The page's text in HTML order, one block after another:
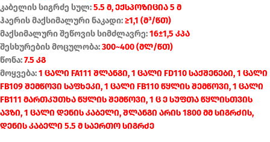
კაბელის სიგრძე სულ:5.5 მ, ექსპოზიცია 5 მ
ჰაერის მაქსიმალური ნაკადი:≥1,1 (მ³/წთ)
მაქსიმალური შეწოვის სიმძლავრე:16±1,5 კპა
შესხურების მოცულობა:300~400 (მლ/წთ)
წონა:7.5 კგ
მოყვება:1 ცალი FA111 შლანგი, 1 ცალი FD110 საქშენები, 1 ცალი
FB109 შემწოვი საფხეკი, 1 ცალი FB110 წყლის შემწოვი, 1 ცალი
FB111 მართკუთხა წყლის შემწოვი, 1 ც ე სუფთა წყლისთვის
ავზი, 1 ცალი დენის კაბელი, შლანგი არის 1800 მმ სიგრძის,
დენის კაბელი 5.5 მ საერთო სიგრძე